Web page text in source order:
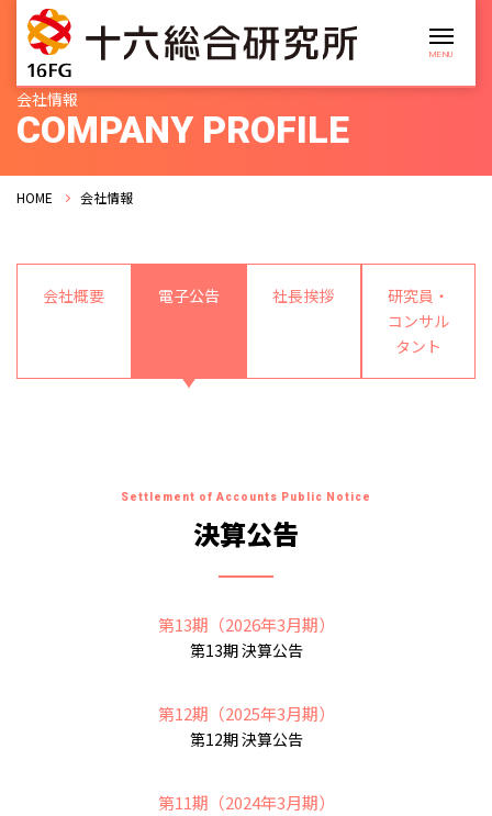
会社情報
COMPANY PROFILE
HOME 会社情報
会社概要 電子公告 社長挨拶
研究員・
コンサル
タント
Settlement of Accounts Public Notice
決算公告
第13期（2026年3月期）
第13期 決算公告
第12期（2025年3月期）
第12期 決算公告
第11期（2024年3月期）